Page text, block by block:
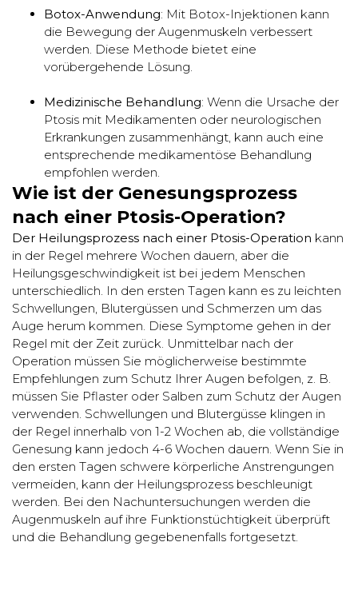
Botox-Anwendung: Mit Botox-Injektionen kann
die Bewegung der Augenmuskeln verbessert
werden. Diese Methode bietet eine
vorübergehende Lösung.
Medizinische Behandlung: Wenn die Ursache der
Ptosis mit Medikamenten oder neurologischen
Erkrankungen zusammenhängt, kann auch eine
entsprechende medikamentöse Behandlung
empfohlen werden.
Wie ist der Genesungsprozess
nach einer Ptosis-Operation?
Der Heilungsprozess nach einer Ptosis-Operation kann
in der Regel mehrere Wochen dauern, aber die
Heilungsgeschwindigkeit ist bei jedem Menschen
unterschiedlich. In den ersten Tagen kann es zu leichten
Schwellungen, Blutergüssen und Schmerzen um das
Auge herum kommen. Diese Symptome gehen in der
Regel mit der Zeit zurück. Unmittelbar nach der
Operation müssen Sie möglicherweise bestimmte
Empfehlungen zum Schutz Ihrer Augen befolgen, z. B.
müssen Sie Pflaster oder Salben zum Schutz der Augen
verwenden. Schwellungen und Blutergüsse klingen in
der Regel innerhalb von 1-2 Wochen ab, die vollständige
Genesung kann jedoch 4-6 Wochen dauern. Wenn Sie in
den ersten Tagen schwere körperliche Anstrengungen
vermeiden, kann der Heilungsprozess beschleunigt
werden. Bei den Nachuntersuchungen werden die
Augenmuskeln auf ihre Funktionstüchtigkeit überprüft
und die Behandlung gegebenenfalls fortgesetzt.